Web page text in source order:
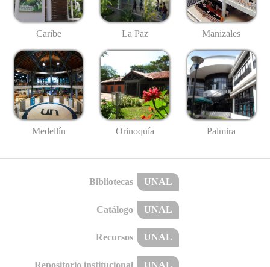
Caribe La Paz Manizales
Medellín Orinoquía Palmira
Bibliotecas UNAL
Catálogo UNAL
Recursos UNAL